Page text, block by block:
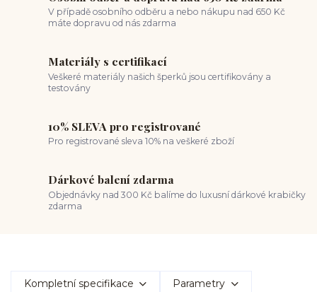
V případě osobního odběru a nebo nákupu nad 650 Kč
máte dopravu od nás zdarma
Materiály s certifikací
Veškeré materiály našich šperků jsou certifikovány a
testovány
10% SLEVA pro registrované
Pro registrované sleva 10% na veškeré zboží
Dárkové balení zdarma
Objednávky nad 300 Kč balíme do luxusní dárkové krabičky
zdarma
Kompletní specifikace Parametry